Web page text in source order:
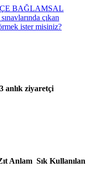
anlık ziyaretçi
Anlam Sık Kullanılan